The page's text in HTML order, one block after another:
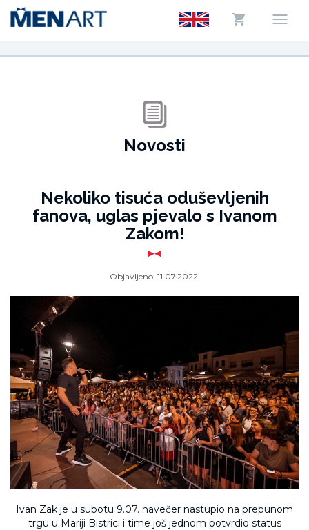
Novosti
Nekoliko tisuća oduševljenih
fanova, uglas pjevalo s Ivanom
Zakom!
Objavljeno: 11.07.2022.
Ivan Zak je u subotu 9.07. navečer nastupio na prepunom
trgu u Mariji Bistrici i time još jednom potvrdio status